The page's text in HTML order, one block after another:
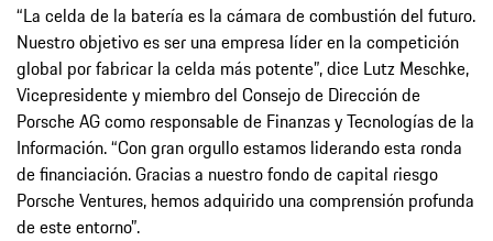
“La celda de la batería es la cámara de combustión del futuro.
Nuestro objetivo es ser una empresa líder en la competición
global por fabricar la celda más potente”, dice Lutz Meschke,
Vicepresidente y miembro del Consejo de Dirección de
Porsche AG como responsable de Finanzas y Tecnologías de la
Información. “Con gran orgullo estamos liderando esta ronda
de financiación. Gracias a nuestro fondo de capital riesgo
Porsche Ventures, hemos adquirido una comprensión profunda
de este entorno”.